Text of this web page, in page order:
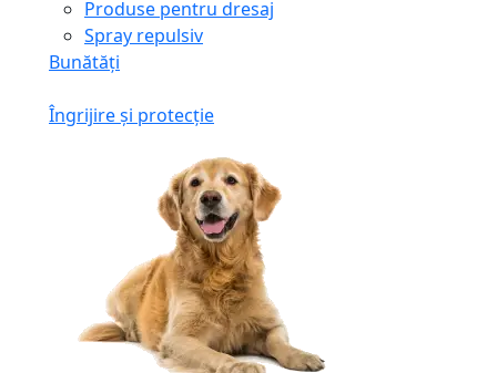
Produse pentru dresaj
Spray repulsiv
Bunătăți
Îngrijire și protecție